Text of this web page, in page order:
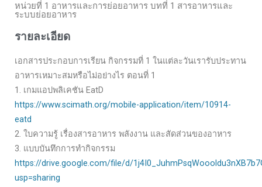
หน่วยที่ 1 อาหารและการย่อยอาหาร บทที่ 1 สารอาหารและ
ระบบย่อยอาหาร
รายละเอียด
เอกสารประกอบการเรียน กิจกรรมที่ 1 ในแต่ละวันเรารับประทาน
อาหารเหมาะสมหรือไม่อย่างไร ตอนที่ 1
1. เกมแอปพลิเคชัน EatD
https://www.scimath.org/mobile-application/item/10914-
eatd
2. ใบความรู้ เรื่องสารอาหาร พลังงาน และสัดส่วนของอาหาร
3. แบบบันทึกการทำกิจกรรม
https://drive.google.com/file/d/
usp=sharing